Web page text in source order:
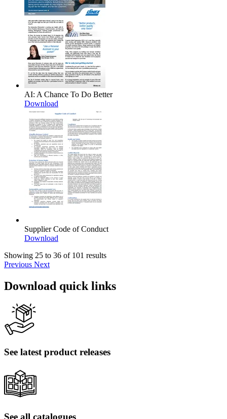
AI: A Chance To Do Better
Download
Supplier Code of Conduct
Download
Showing 25 to 36 of 101 results
Previous Next
Download quick links
See latest product releases
See all catalogues